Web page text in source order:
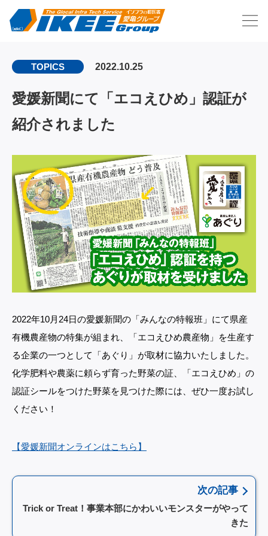
TOPICS 2022.10.25
愛媛新聞にて「エコえひめ」認証が
紹介されました
2022年10月24日の愛媛新聞の「みんなの特報班」にて県産
有機農産物の特集が組まれ、「エコえひめ農産物」を生産す
る企業の一つとして「あぐり」が取材に協力いたしました。
化学肥料や農薬に頼らず育った野菜の証、「エコえひめ」の
認証シールをつけた野菜を見つけた際には、ぜひ一度お試し
ください！
【愛媛新聞オンラインはこちら】
次の記事
Trick or Treat！事業本部にかわいいモンスターがやって
きた